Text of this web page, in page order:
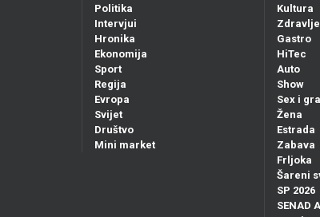
Politika
Intervjui
Hronika
Ekonomija
Sport
Regija
Evropa
Svijet
Društvo
Mini market
Kultura
Zdravlje
Gastro
HiTec
Auto
Show
Sex i
Žena
Estrada
Zabava
Frljoka
Šareni
SP 2026
SENAD